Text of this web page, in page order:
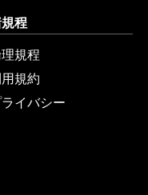
程
規程
規約
イバシー